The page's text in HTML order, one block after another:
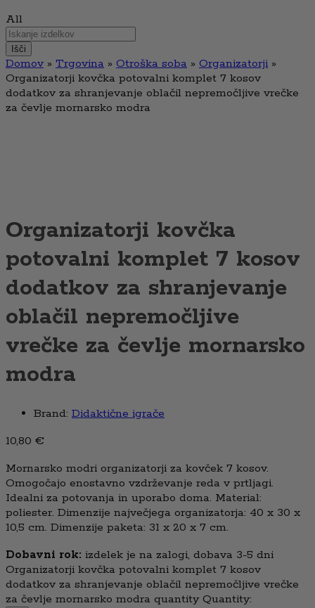
All
Išči
Domov » Trgovina » Otroška soba » Organizatorji »
Organizatorji kovčka potovalni komplet 7 kosov
dodatkov za shranjevanje oblačil nepremočljive vrečke
za čevlje mornarsko modra
Organizatorji kovčka
potovalni komplet 7 kosov
dodatkov za shranjevanje
oblačil nepremočljive
vrečke za čevlje mornarsko
modra
Brand: Didaktične igrače
10,80 €
Mornarsko modri organizatorji za kovček 7 kosov.
Omogočajo enostavno vzdrževanje reda v prtljagi.
Idealni za potovanja in uporabo doma. Material:
poliester. Dimenzije največjega organizatorja: 40 x 30 x
10,5 cm. Dimenzije paketa: 31 x 20 x 7 cm.
Dobavni rok: izdelek je na zalogi, dobava 3-5 dni
Organizatorji kovčka potovalni komplet 7 kosov
dodatkov za shranjevanje oblačil nepremočljive vrečke
za čevlje mornarsko modra quantity Quantity: